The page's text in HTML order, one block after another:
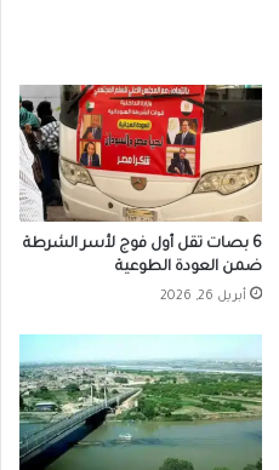
6 بصات تقل أول فوج لأسر الشرطة
ضمن العودة الطوعية
أبريل 26, 2026